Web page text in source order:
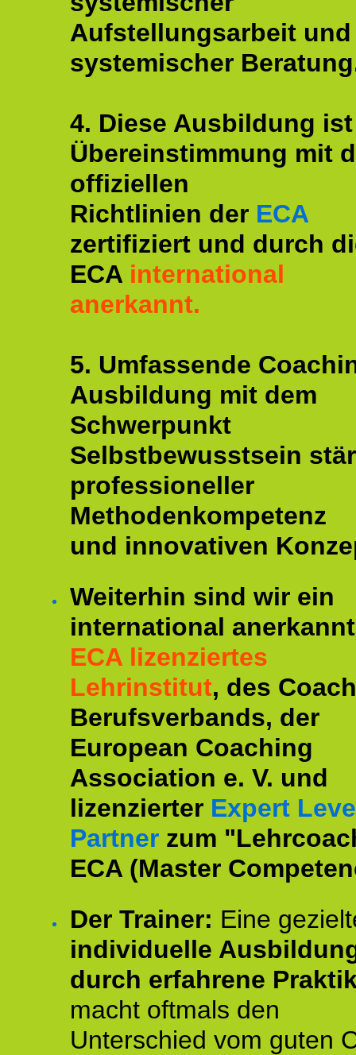
Aufstellungsarbeit und
systemischer
4. Diese Ausbildung
Übereinstimmung mit
offiziellen
Richtlinien der ECA
zertifiziert und durch
ECA international
anerkannt.
5. Umfassende
Ausbildung mit dem
Schwerpunkt
Selbstbewusstsein
professioneller
Methodenkompetenz
und innovativen
Weiterhin sind wir ein
international
ECA lizenziertes
Lehrinstitut, des
Berufsverbands, der
European Coaching
Association e. V. und
lizenzierter Expert
Partner zum
ECA (Master
Der Trainer: Eine
individuelle
durch erfahrene
macht oftmals den
Unterschied vom guten